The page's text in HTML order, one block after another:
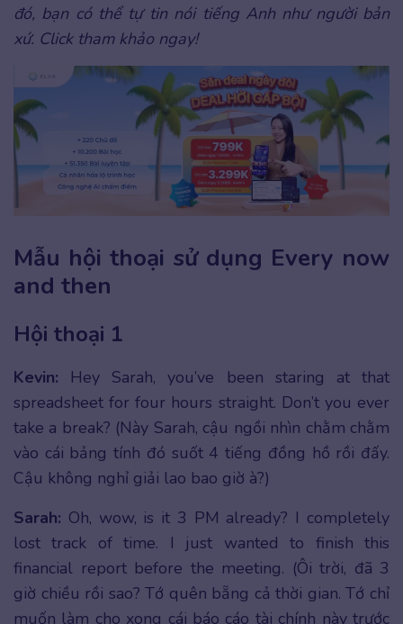
đó, bạn có thể tự tin nói tiếng Anh như người bản
xứ. Click tham khảo ngay!
Mẫu hội thoại sử dụng Every now
and then
Hội thoại 1
Kevin: Hey Sarah, you’ve been staring at that
spreadsheet for four hours straight. Don’t you ever
take a break? (Này Sarah, cậu ngồi nhìn chằm chằm
vào cái bảng tính đó suốt 4 tiếng đồng hồ rồi đấy.
Cậu không nghỉ giải lao bao giờ à?)
Sarah: Oh, wow, is it 3 PM already? I completely
lost track of time. I just wanted to finish this
financial report before the meeting. (Ôi trời, đã 3
giờ chiều rồi sao? Tớ quên bẵng cả thời gian. Tớ chỉ
muốn làm cho xong cái báo cáo tài chính này trước